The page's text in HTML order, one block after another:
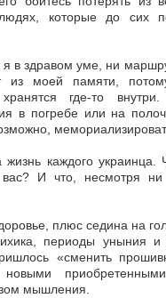
которые до сих
в здравом уме, ни
из моей памяти,
хранятся где-то
в погребе или на
каждого украинца.
вас? И что, несмотря
плюс седина на
периоды уныния
«сменить
мышления.